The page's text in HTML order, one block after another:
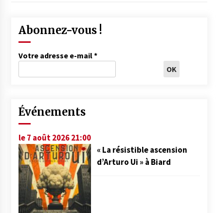
Abonnez-vous !
Votre adresse e-mail*
Événements
le 7 août 2026 21:00
« La résistible ascension
d’Arturo Ui » à Biard